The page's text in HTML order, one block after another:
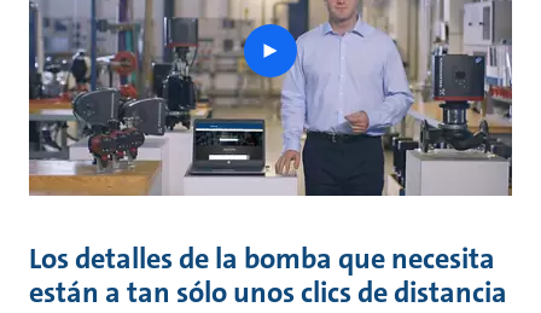
play
button
Los detalles de la bomba que necesita
están a tan sólo unos clics de distancia